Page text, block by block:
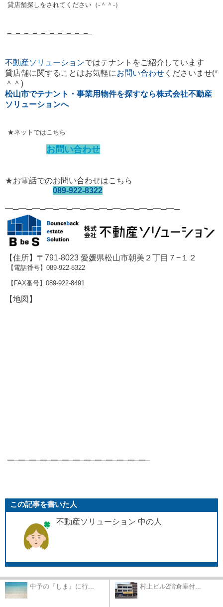
貸店舗探しをされてください（‐＾＾‐）
━─━─━─━─━─━─━─━─━─━─
不動産ソリューションではテナントをご紹介しています
貸店舗に関することはお気軽にお問い合わせ くださいませ(*
＾＾)
松山市でテナント・事業用物件を探すなら株式会社不動産
ソリューションへ
★ネットではこちら
お問い合わせ
★お電話でのお問い合わせはこちら
089-922-8322
━─━─━─━─━─━─━─━─━─━─━─━─━─
【住所】〒791-8023 愛媛県松山市朝美２丁目７−１２
【電話番号】089-922-8322
【FAX番号】089-922-8491
【地図】
━─━─━─━─━─━─━─━─━─━─━─━─━─
この記事を書いた人
不動産ソリューション 中の人
中予の『しま』に行... 村上ビル2階倉庫付...